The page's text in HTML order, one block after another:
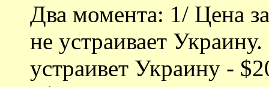
Два момента: 1/ Цена
не устраивает
устраивет Украину -